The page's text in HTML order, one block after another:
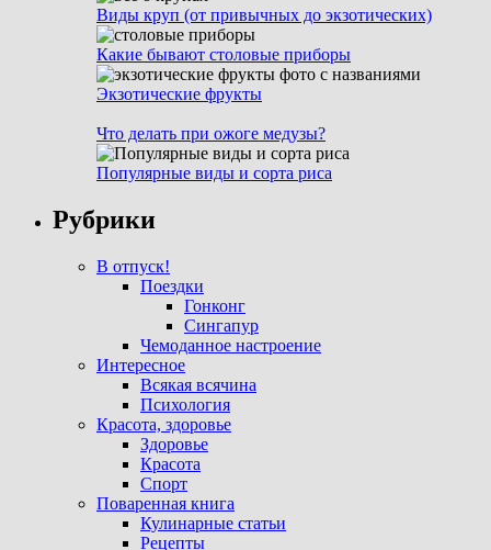
Виды круп (от привычных до экзотических)
Какие бывают столовые приборы
Экзотические фрукты
Что делать при ожоге медузы?
Популярные виды и сорта риса
Рубрики
В отпуск!
Поездки
Гонконг
Сингапур
Чемоданное настроение
Интересное
Всякая всячина
Психология
Красота, здоровье
Здоровье
Красота
Спорт
Поваренная книга
Кулинарные статьи
Рецепты